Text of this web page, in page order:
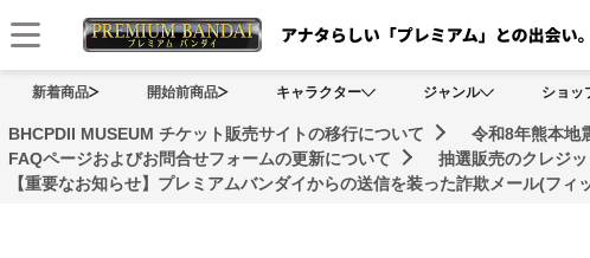
メニュー
新着商品 開始前商品 キャラクター ジャンル ショッ
BHCPDII MUSEUM チケット販売サイトの移行について 令和8年熊本地
FAQページおよびお問合せフォームの更新について
抽選販売のクレジ
【重要なお知らせ】プレミアムバンダイからの送信を装った詐欺メール(フィ